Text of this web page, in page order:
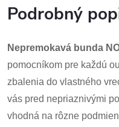
Podrobný
Nepremokavá bunda
pomocníkom pre každú
zbalenia do vlastného
vás pred nepriaznivými
vhodná na rôzne